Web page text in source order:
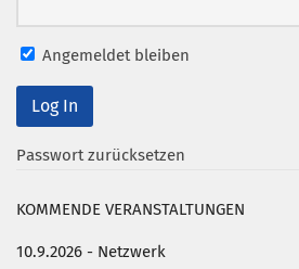
Newsletter
Clubmagazin
Angemeldet bleiben
Passwort zurücksetzen
KOMMENDE VERANSTALTUNGEN
10.9.2026 - Netzwerk